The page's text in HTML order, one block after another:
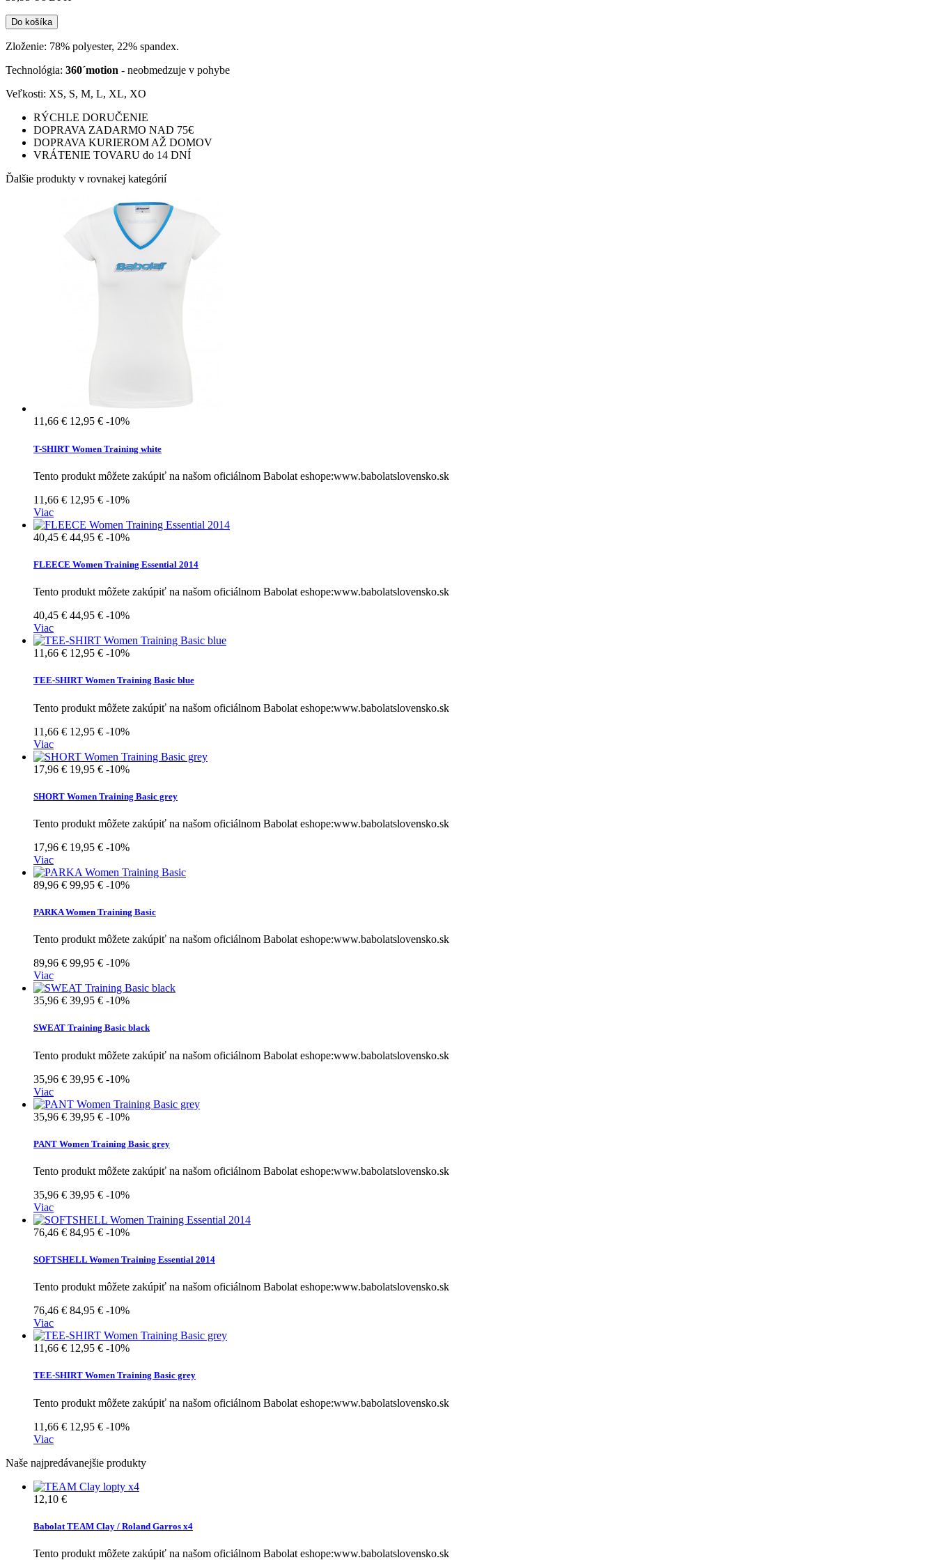
Do košíka
Zloženie: 78% polyester, 22% spandex.
Technológia: 360´motion - neobmedzuje v pohybe
Veľkosti: XS, S, M, L, XL, XO
RÝCHLE DORUČENIE
DOPRAVA ZADARMO NAD 75€
DOPRAVA KURIEROM AŽ DOMOV
VRÁTENIE TOVARU do 14 DNÍ
Ďalšie produkty v rovnakej kategórií
11,66 € 12,95 € -10%
T-SHIRT Women Training white
Tento produkt môžete zakúpiť na našom oficiálnom Babolat eshope:www.babolatslovensko.sk
11,66 € 12,95 € -10%
Viac
40,45 € 44,95 € -10%
FLEECE Women Training Essential 2014
Tento produkt môžete zakúpiť na našom oficiálnom Babolat eshope:www.babolatslovensko.sk
40,45 € 44,95 € -10%
Viac
11,66 € 12,95 € -10%
TEE-SHIRT Women Training Basic blue
Tento produkt môžete zakúpiť na našom oficiálnom Babolat eshope:www.babolatslovensko.sk
11,66 € 12,95 € -10%
Viac
17,96 € 19,95 € -10%
SHORT Women Training Basic grey
Tento produkt môžete zakúpiť na našom oficiálnom Babolat eshope:www.babolatslovensko.sk
17,96 € 19,95 € -10%
Viac
89,96 € 99,95 € -10%
PARKA Women Training Basic
Tento produkt môžete zakúpiť na našom oficiálnom Babolat eshope:www.babolatslovensko.sk
89,96 € 99,95 € -10%
Viac
35,96 € 39,95 € -10%
SWEAT Training Basic black
Tento produkt môžete zakúpiť na našom oficiálnom Babolat eshope:www.babolatslovensko.sk
35,96 € 39,95 € -10%
Viac
35,96 € 39,95 € -10%
PANT Women Training Basic grey
Tento produkt môžete zakúpiť na našom oficiálnom Babolat eshope:www.babolatslovensko.sk
35,96 € 39,95 € -10%
Viac
76,46 € 84,95 € -10%
SOFTSHELL Women Training Essential 2014
Tento produkt môžete zakúpiť na našom oficiálnom Babolat eshope:www.babolatslovensko.sk
76,46 € 84,95 € -10%
Viac
11,66 € 12,95 € -10%
TEE-SHIRT Women Training Basic grey
Tento produkt môžete zakúpiť na našom oficiálnom Babolat eshope:www.babolatslovensko.sk
11,66 € 12,95 € -10%
Viac
Naše najpredávanejšie produkty
12,10 €
Babolat TEAM Clay / Roland Garros x4
Tento produkt môžete zakúpiť na našom oficiálnom Babolat eshope:www.babolatslovensko.sk